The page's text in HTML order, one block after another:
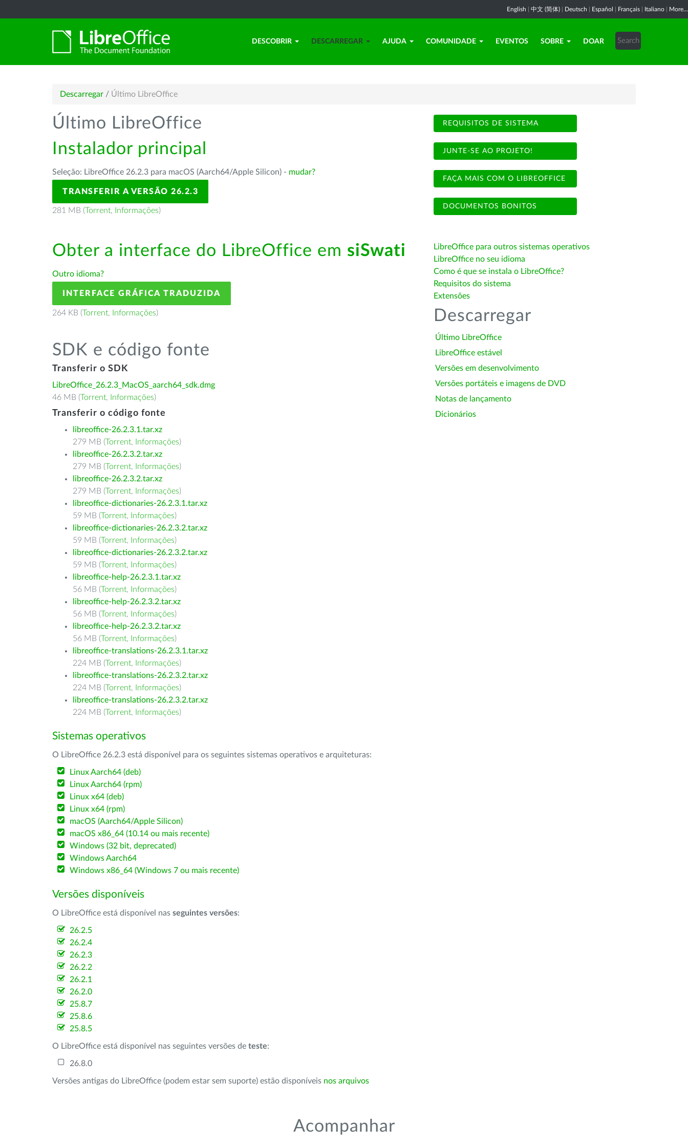
English 中文 (简体) Deutsch Español Français Italiano More...
DESCOBRIR DESCARREGAR AJUDA COMUNIDADE EVENTOS SOBRE DOAR
Descarregar / Último LibreOffice
Último LibreOffice
Instalador principal
Seleção: LibreOffice 26.2.3 para macOS (Aarch64/Apple Silicon) - mudar?
TRANSFERIR A VERSÃO 26.2.3
281 MB (Torrent, Informações)
Obter a interface do LibreOffice em siSwati
Outro idioma?
INTERFACE GRÁFICA TRADUZIDA
264 KB (Torrent, Informações)
SDK e código fonte
Transferir o SDK
LibreOffice_26.2.3_MacOS_aarch64_sdk.dmg
46 MB (Torrent, Informações)
Transferir o código fonte
libreoffice-26.2.3.1.tar.xz
279 MB (Torrent, Informações)
libreoffice-26.2.3.2.tar.xz
279 MB (Torrent, Informações)
libreoffice-26.2.3.2.tar.xz
279 MB (Torrent, Informações)
libreoffice-dictionaries-26.2.3.1.tar.xz
59 MB (Torrent, Informações)
libreoffice-dictionaries-26.2.3.2.tar.xz
59 MB (Torrent, Informações)
libreoffice-dictionaries-26.2.3.2.tar.xz
59 MB (Torrent, Informações)
libreoffice-help-26.2.3.1.tar.xz
56 MB (Torrent, Informações)
libreoffice-help-26.2.3.2.tar.xz
56 MB (Torrent, Informações)
libreoffice-help-26.2.3.2.tar.xz
56 MB (Torrent, Informações)
libreoffice-translations-26.2.3.1.tar.xz
224 MB (Torrent, Informações)
libreoffice-translations-26.2.3.2.tar.xz
224 MB (Torrent, Informações)
libreoffice-translations-26.2.3.2.tar.xz
224 MB (Torrent, Informações)
Sistemas operativos
O LibreOffice 26.2.3 está disponível para os seguintes sistemas operativos e arquiteturas:
Linux Aarch64 (deb)
Linux Aarch64 (rpm)
Linux x64 (deb)
Linux x64 (rpm)
macOS (Aarch64/Apple Silicon)
macOS x86_64 (10.14 ou mais recente)
Windows (32 bit, deprecated)
Windows Aarch64
Windows x86_64 (Windows 7 ou mais recente)
Versões disponíveis
O LibreOffice está disponível nas seguintes versões:
26.2.5
26.2.4
26.2.3
26.2.2
26.2.1
26.2.0
25.8.7
25.8.6
25.8.5
O LibreOffice está disponível nas seguintes versões de teste:
26.8.0
Versões antigas do LibreOffice (podem estar sem suporte) estão disponíveis nos arquivos
REQUISITOS DE SISTEMA
JUNTE-SE AO PROJETO!
FAÇA MAIS COM O LIBREOFFICE
DOCUMENTOS BONITOS
LibreOffice para outros sistemas operativos
LibreOffice no seu idioma
Como é que se instala o LibreOffice?
Requisitos do sistema
Extensões
Descarregar
Último LibreOffice
LibreOffice estável
Versões em desenvolvimento
Versões portáteis e imagens de DVD
Notas de lançamento
Dicionários
Acompanhar